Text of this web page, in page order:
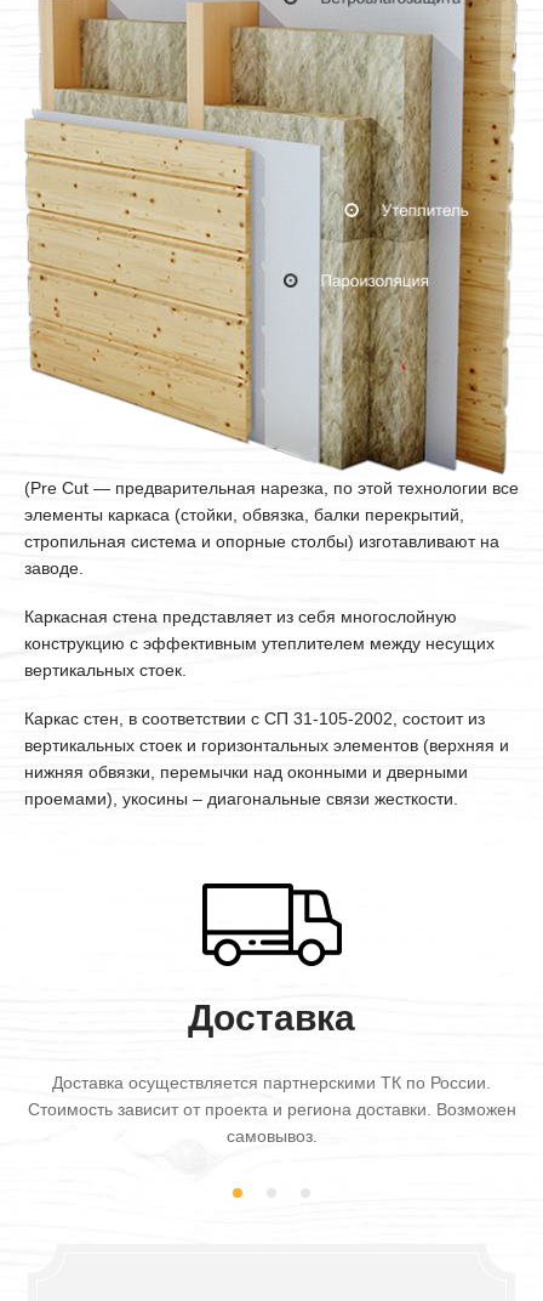
(Pre Cut — предварительная нарезка, по этой технологии все
элементы каркаса (стойки, обвязка, балки перекрытий,
стропильная система и опорные столбы) изготавливают на
заводе.
Каркасная стена представляет из себя многослойную
конструкцию с эффективным утеплителем между несущих
вертикальных стоек.
Каркас стен, в соответствии с СП 31-105-2002, состоит из
вертикальных стоек и горизонтальных элементов (верхняя и
нижняя обвязки, перемычки над оконными и дверными
проемами), укосины – диагональные связи жесткости.
Доставка
Доставка осуществляется партнерскими ТК по России.
Стоимость зависит от проекта и региона доставки. Возможен
самовывоз.